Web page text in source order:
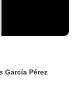
García Pérez